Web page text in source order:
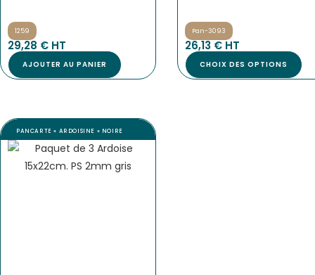
1259
29,28 € HT
AJOUTER AU PANIER
Pan-3093
26,13 € HT
CHOIX DES OPTIONS
PANCARTE « ARDOISINE » NOIRE